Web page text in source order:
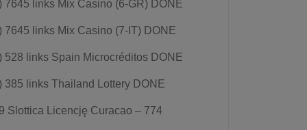
7645 links Mix Casino (6-GR) DONE
7645 links Mix Casino (7-IT) DONE
528 links Spain Microcréditos DONE
385 links Thailand Lottery DONE
Slottica Licencję Curacao – 774